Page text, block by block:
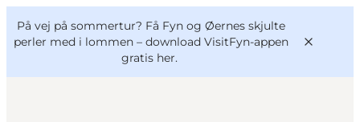
På vej på sommertur? Få Fyn og Øernes skjulte
perler med i lommen – download VisitFyn-appen
gratis her.
VisitFyn
Deutsch